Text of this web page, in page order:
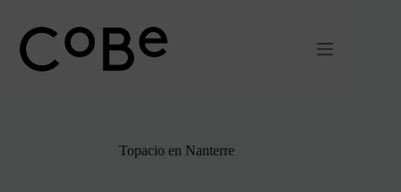
contenido
Topacio en Nanterre